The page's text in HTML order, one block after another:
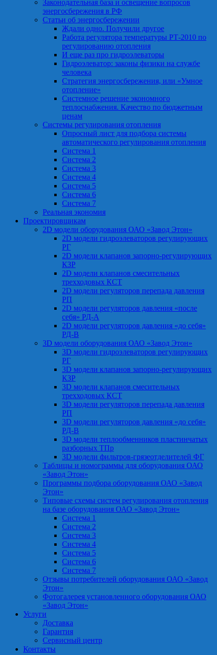
Законодательная база и освещение вопросов
энергосбережения в РФ
Статьи об энергосбережении
Ждали одно. Получили другое
Работа регулятора температуры РТ-2010 по
регулированию отопления
И еще раз про гидроэлеваторы
Гидроэлеватор: законы физики на службе
человека
Стратегия энергосбережения, или «Умное
отопление»
Системное решение экономного
теплоснабжения. Качество по бюджетным
ценам
Системы регулирования отопления
Опросный лист для подбора системы
автоматического регулирования отопления
Система 1
Система 2
Система 3
Система 4
Система 5
Система 6
Система 7
Реальная экономия
Проектировщикам
2D модели оборудования ОАО «Завод Этон»
2D модели гидроэлеваторов регулирующих
РГ
2D модели клапанов запорно-регулирующих
КЗР
2D модели клапанов смесительных
трехходовых КСТ
2D модели регуляторов перепада давления
РП
2D модели регуляторов давления «после
себя» РД-А
2D модели регуляторов давления «до себя»
РД-В
3D модели оборудования ОАО «Завод Этон»
3D модели гидроэлеваторов регулирующих
РГ
3D модели клапанов запорно-регулирующих
КЗР
3D модели клапанов смесительных
трехходовых КСТ
3D модели регуляторов перепада давления
РП
3D модели регуляторов давления «до себя»
РД-В
3D модели теплообменников пластинчатых
разборных ТПр
3D модели фильтров-грязеотделителей ФГ
Таблицы и номограммы для оборудования ОАО
«Завод Этон»
Программы подбора оборудования ОАО «Завод
Этон»
Типовые схемы систем регулирования отопления
на базе оборудования ОАО «Завод Этон»
Система 1
Система 2
Система 3
Система 4
Система 5
Система 6
Система 7
Отзывы потребителей оборудования ОАО «Завод
Этон»
Фотогалерея установленного оборудования ОАО
«Завод Этон»
Услуги
Доставка
Гарантия
Сервисный центр
Контакты